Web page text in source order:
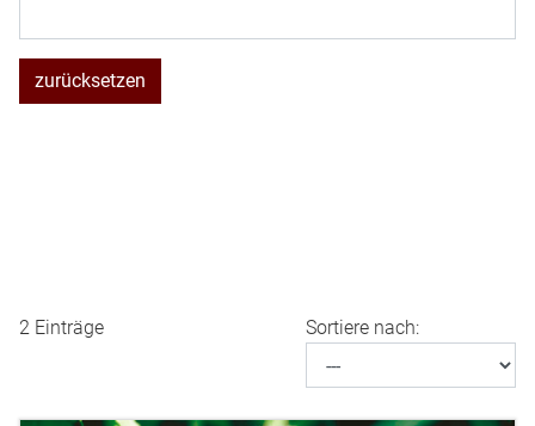
zurücksetzen
2 Einträge Sortiere nach: